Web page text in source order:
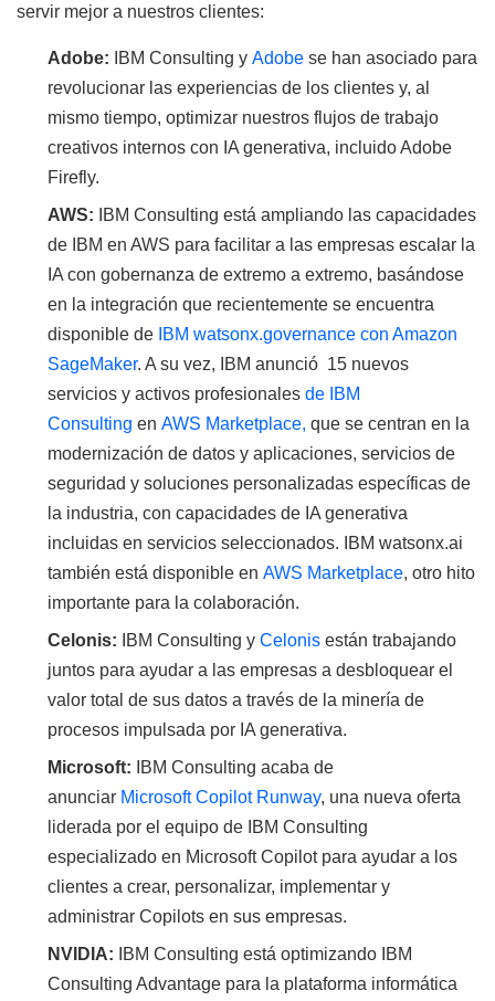
servir mejor a nuestros clientes:
Adobe: IBM Consulting y Adobe se han asociado para
revolucionar las experiencias de los clientes y, al
mismo tiempo, optimizar nuestros flujos de trabajo
creativos internos con IA generativa, incluido Adobe
Firefly.
AWS: IBM Consulting está ampliando las capacidades
de IBM en AWS para facilitar a las empresas escalar la
IA con gobernanza de extremo a extremo, basándose
en la integración que recientemente se encuentra
disponible de IBM watsonx.governance con Amazon
SageMaker. A su vez, IBM anunció 15 nuevos
servicios y activos profesionales de IBM
Consulting en AWS Marketplace, que se centran en la
modernización de datos y aplicaciones, servicios de
seguridad y soluciones personalizadas específicas de
la industria, con capacidades de IA generativa
incluidas en servicios seleccionados. IBM watsonx.ai
también está disponible en AWS Marketplace, otro hito
importante para la colaboración.
Celonis: IBM Consulting y Celonis están trabajando
juntos para ayudar a las empresas a desbloquear el
valor total de sus datos a través de la minería de
procesos impulsada por IA generativa.
Microsoft: IBM Consulting acaba de
anunciar Microsoft Copilot Runway, una nueva oferta
liderada por el equipo de IBM Consulting
especializado en Microsoft Copilot para ayudar a los
clientes a crear, personalizar, implementar y
administrar Copilots en sus empresas.
NVIDIA: IBM Consulting está optimizando IBM
Consulting Advantage para la plataforma informática